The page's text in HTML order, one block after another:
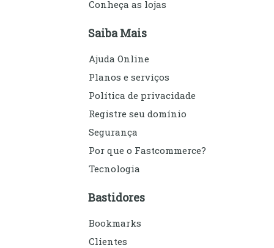
Conheça as lojas
Saiba Mais
Ajuda Online
Planos e serviços
Política de privacidade
Registre seu domínio
Segurança
Por que o Fastcommerce?
Tecnologia
Bastidores
Bookmarks
Clientes